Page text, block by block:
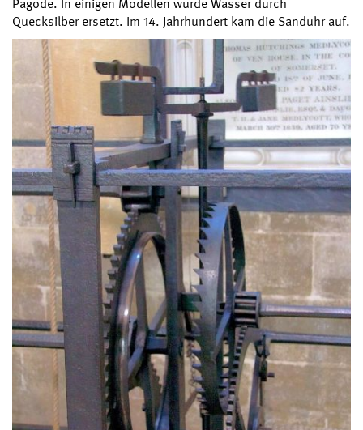
Pagode. In einigen Modellen wurde Wasser durch
Quecksilber ersetzt. Im 14. Jahrhundert kam die Sanduhr auf.